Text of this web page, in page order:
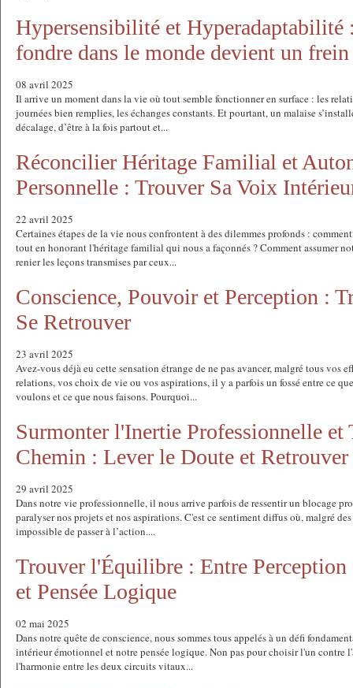
Hypersensibilité et Hyperadaptabilité
fondre dans le monde devient un
08 avril 2025
Il arrive un moment dans la vie où tout semble fonctionner en surface : les
journées bien remplies, les échanges constants. Et pourtant, un malaise
décalage, d’être à la fois partout et...
Réconcilier Héritage Familial et
Personnelle : Trouver Sa Voix
22 avril 2025
Certaines étapes de la vie nous confrontent à des dilemmes profonds :
tout en honorant l'héritage familial qui nous a façonnés ? Comment assumer
renier les leçons transmises par ceux...
Conscience, Pouvoir et Perception :
Se Retrouver
23 avril 2025
Avez-vous déjà eu cette sensation étrange de ne pas avancer, malgré tous vos
relations, vos choix de vie ou vos aspirations, il y a parfois un fossé entre ce
voulons et ce que nous faisons. Pourquoi...
Surmonter l'Inertie Professionnelle et
Chemin : Lever le Doute et
29 avril 2025
Dans notre vie professionnelle, il nous arrive parfois de ressentir un blocage
paralyser nos projets et nos aspirations. C'est ce sentiment diffus où, malgré
impossible de passer à l’action....
Trouver l'Équilibre : Entre
et Pensée Logique
02 mai 2025
Dans notre quête de conscience, nous sommes tous appelés à un défi
intérieur émotionnel et notre pensée logique. Non pas pour choisir l'un contre
l'harmonie entre les deux circuits vitaux...